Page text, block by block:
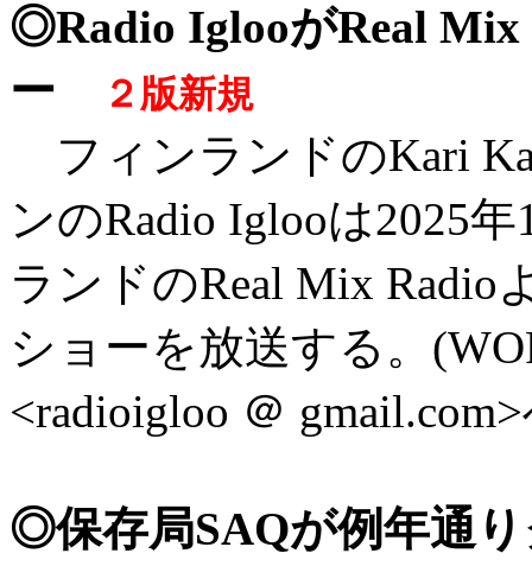
◎Radio IglooがReal
ー
２版新規
フィンランドのKari
ンのRadio Iglooは2025
ランドのReal Mix Radio
ショーを放送する。
<radioigloo ＠
◎保存局SAQが例年通